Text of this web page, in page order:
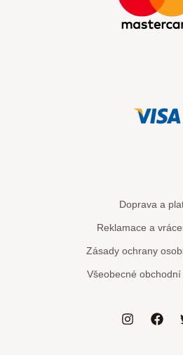
Doprava a
Reklamace a
Zásady ochrany
Všeobecné